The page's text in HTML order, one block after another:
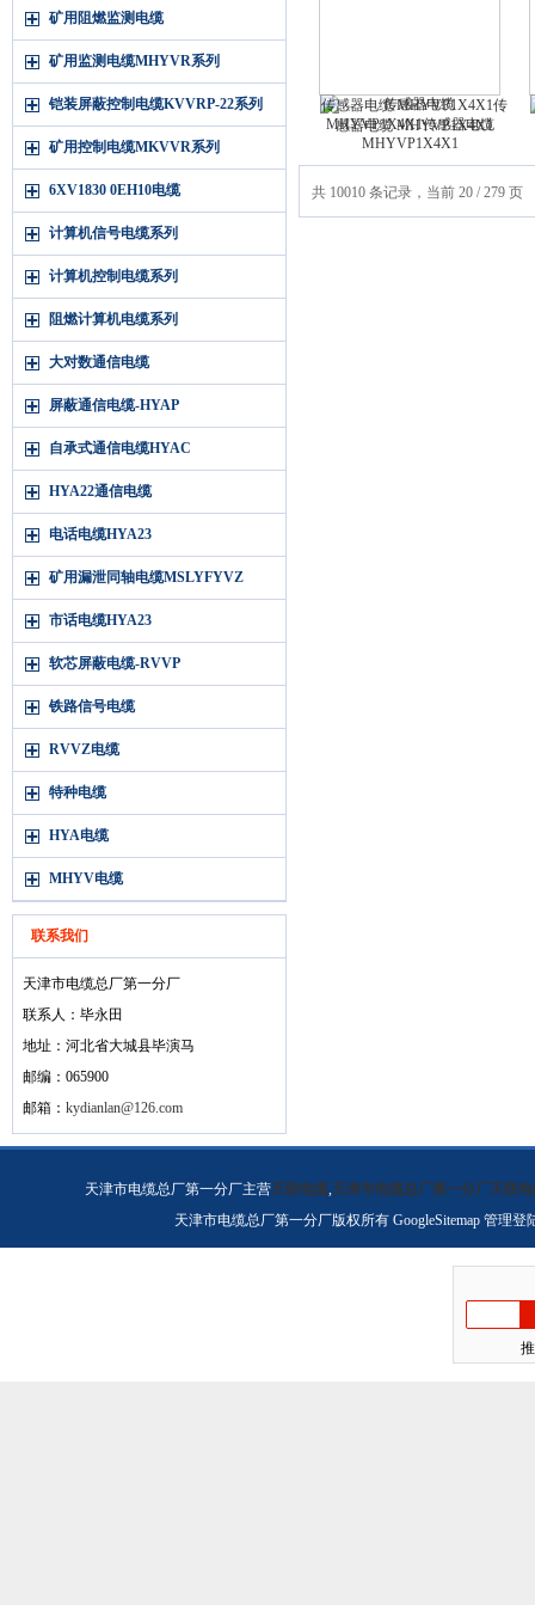
矿用阻燃监测电缆
矿用监测电缆MHYVR系列
铠装屏蔽控制电缆KVVRP-22系列
矿用控制电缆MKVVR系列
6XV1830 0EH10电缆
计算机信号电缆系列
计算机控制电缆系列
阻燃计算机电缆系列
大对数通信电缆
屏蔽通信电缆-HYAP
自承式通信电缆HYAC
HYA22通信电缆
电话电缆HYA23
矿用漏泄同轴电缆MSLYFYVZ
市话电缆HYA23
软芯屏蔽电缆-RVVP
铁路信号电缆
RVVZ电缆
特种电缆
HYA电缆
MHYV电缆
联系我们
天津市电缆总厂第一分厂
联系人：毕永田
地址：河北省大城县毕演马
邮编：065900
邮箱： kydianlan@126.com
传感器电缆 MHYVP1X4X1传
感器电缆 MHYVP1X4X1
共 10010 条记录，当前 20 / 279 页
天津市电缆总厂第一分厂主营天联电缆,天津市电缆总厂第一分厂天联电
天津市电缆总厂第一分厂版权所有 GoogleSitemap 管理登